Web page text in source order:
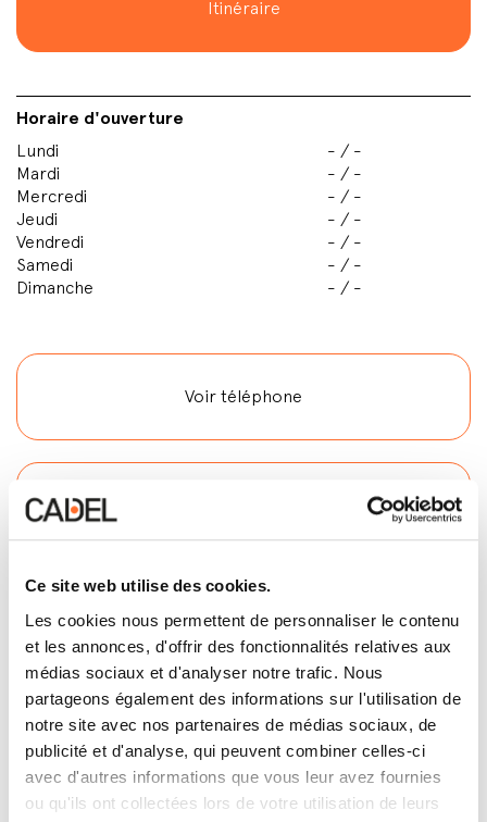
Ce site web utilise des cookies.
Les cookies nous permettent de personnaliser le contenu
et les annonces, d'offrir des fonctionnalités relatives aux
médias sociaux et d'analyser notre trafic. Nous
partageons également des informations sur l'utilisation de
notre site avec nos partenaires de médias sociaux, de
publicité et d'analyse, qui peuvent combiner celles-ci
avec d'autres informations que vous leur avez fournies
ou qu'ils ont collectées lors de votre utilisation de leurs
Itinéraire
Horaire d'ouverture
Lundi
- / -
Mardi
- / -
Mercredi
- / -
Jeudi
- / -
Vendredi
- / -
Samedi
- / -
Dimanche
- / -
Voir téléphone
Contactez